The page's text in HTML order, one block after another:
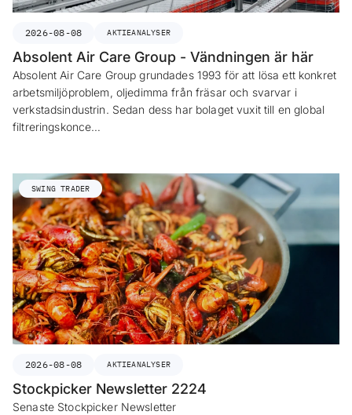
2026-08-08 AKTIEANALYSER
Absolent Air Care Group - Vändningen är här
Absolent Air Care Group grundades 1993 för att lösa ett konkret
arbetsmiljöproblem, oljedimma från fräsar och svarvar i
verkstadsindustrin. Sedan dess har bolaget vuxit till en global
filtreringskonce…
SWING TRADER
2026-08-08 AKTIEANALYSER
Stockpicker Newsletter 2224
Senaste Stockpicker Newsletter